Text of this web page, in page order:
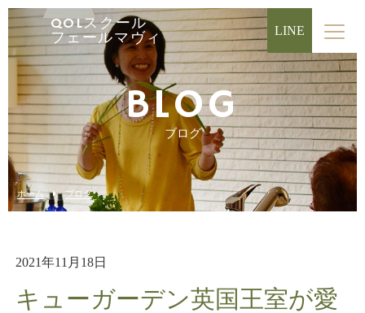
QOLスクール
フェールマヴィ
LINE
BLOG
ブログ
ホーム ブログ
2021年11月18日
キューガーデン英国王室が愛